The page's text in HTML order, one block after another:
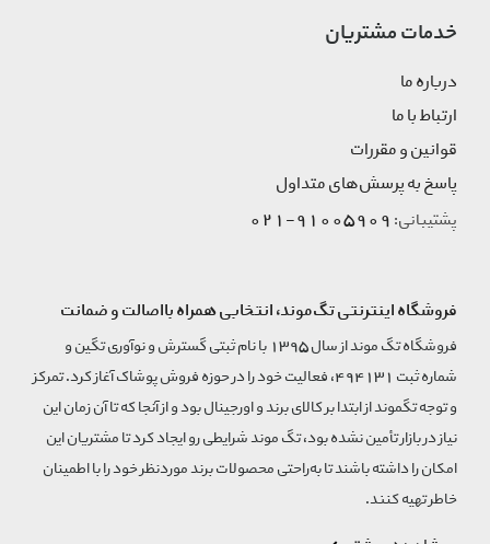
خدمات مشتریان
درباره ما
ارتباط با ما
قوانین و مقررات
پاسخ به پرسش‌های متداول
پشتیبانی: 91005909-021
فروشگاه اینترنتی تگ‌موند، انتخابی همراه بااصالت و ضمانت
فروشگاه تگ موند از سال 1395 با نام ثبتی گسترش و نوآوری تگین و
شماره ثبت 494131، فعالیت خود را در حوزه فروش پوشاک آغاز کرد. تمرکز
و توجه تگموند از ابتدا بر کالای برند و اورجینال بود و از آنجا که تا آن زمان این
نیاز در بازار تأمین نشده بود، تگ موند شرایطی رو ایجاد کرد تا مشتریان این
امکان را داشته باشند تا به‌راحتی محصولات برند مورد‌نظر خود را با اطمینان
خاطر تهیه کنند.